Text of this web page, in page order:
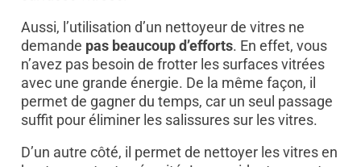
Aussi, l’utilisation d’un nettoyeur de vitres ne
demande pas beaucoup d’efforts. En effet, vous
n’avez pas besoin de frotter les surfaces vitrées
avec une grande énergie. De la même façon, il
permet de gagner du temps, car un seul passage
suffit pour éliminer les salissures sur les vitres.
D’un autre côté, il permet de nettoyer les vitres en